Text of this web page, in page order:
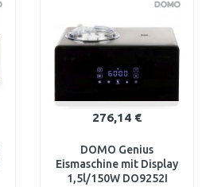
276,14 €
DOMO Genius
Eismaschine mit Display
1,5l/150W DO9252I